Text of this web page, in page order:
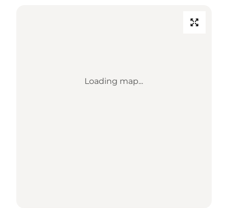
Loading map...